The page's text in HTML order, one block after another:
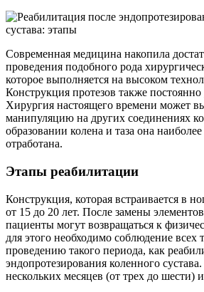
Современная медицина накопила
проведения подобного рода
которое выполняется на высоком
Конструкция протезов также постоянно
Хирургия настоящего времени может
манипуляцию на других соединениях
образовании колена и таза она
отработана.
Этапы реабилитации
Конструкция, которая встраивается в
от 15 до 20 лет. После замены
пациенты могут возвращаться к
для этого необходимо соблюдение всех
проведению такого периода, как
эндопротезирования коленного
нескольких месяцев (от трех до шести)